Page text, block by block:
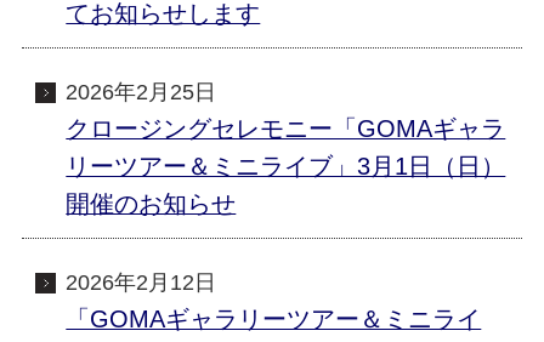
てお知らせします
2026年2月25日
クロージングセレモニー「GOMAギャラ
リーツアー＆ミニライブ」3月1日（日）
開催のお知らせ
2026年2月12日
「GOMAギャラリーツアー＆ミニライ